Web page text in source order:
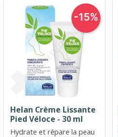
Helan Crème Lissante
Pied Véloce - 30 ml
Hydrate et répare la peau
-15%